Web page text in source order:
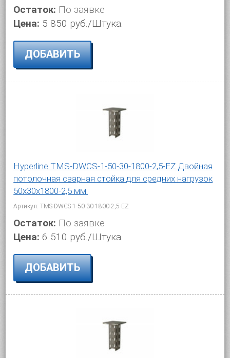
Остаток: По заявке
Цена: 5 850 руб./Штука.
ДОБАВИТЬ
Hyperline TMS-DWCS-1-50-30-1800-2,5-EZ Двойная
потолочная сварная стойка для средних нагрузок
50х30х1800-2,5 мм.
Артикул: TMS-DWCS-1-50-30-1800-2,5-EZ
Остаток: По заявке
Цена: 6 510 руб./Штука.
ДОБАВИТЬ